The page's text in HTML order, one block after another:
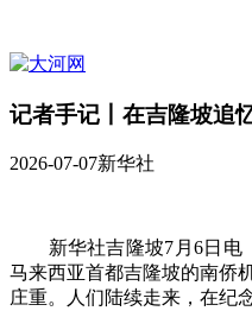
记者手记丨在吉隆坡追
2026-07-07新华社
新华社吉隆坡7月6日电
马来西亚首都吉隆坡的南侨
庄重。人们陆续走来，在纪